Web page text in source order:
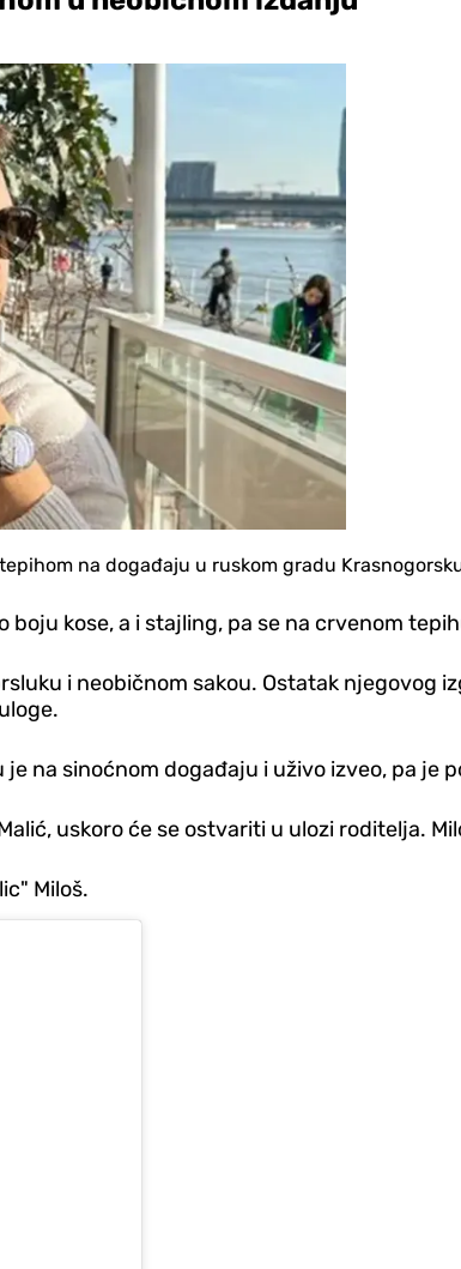
na događaju u ruskom gradu
boju kose, a i stajling, pa se na crvenom
i neobičnom sakou. Ostatak njegovog
na sinoćnom događaju i uživo izveo, pa je
uskoro će se ostvariti u ulozi roditelja.
Miloš.